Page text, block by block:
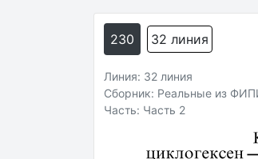
230 32 линия
Линия: 32 линия
Сборник: Реальные из
Часть: Часть 2